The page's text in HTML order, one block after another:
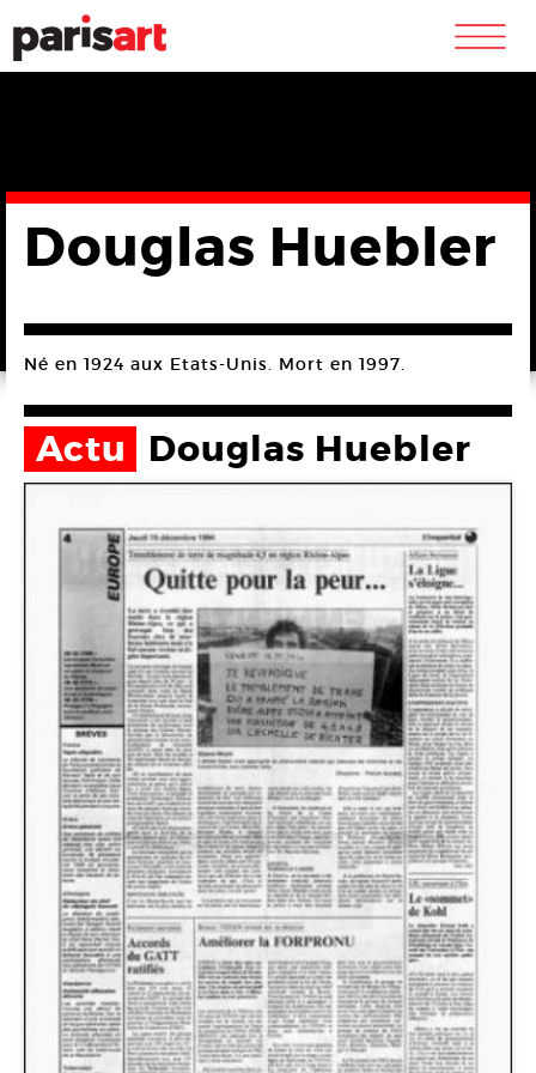
m
Douglas Huebler
Né en 1924 aux Etats-Unis. Mort en 1997.
Actu Douglas Huebler